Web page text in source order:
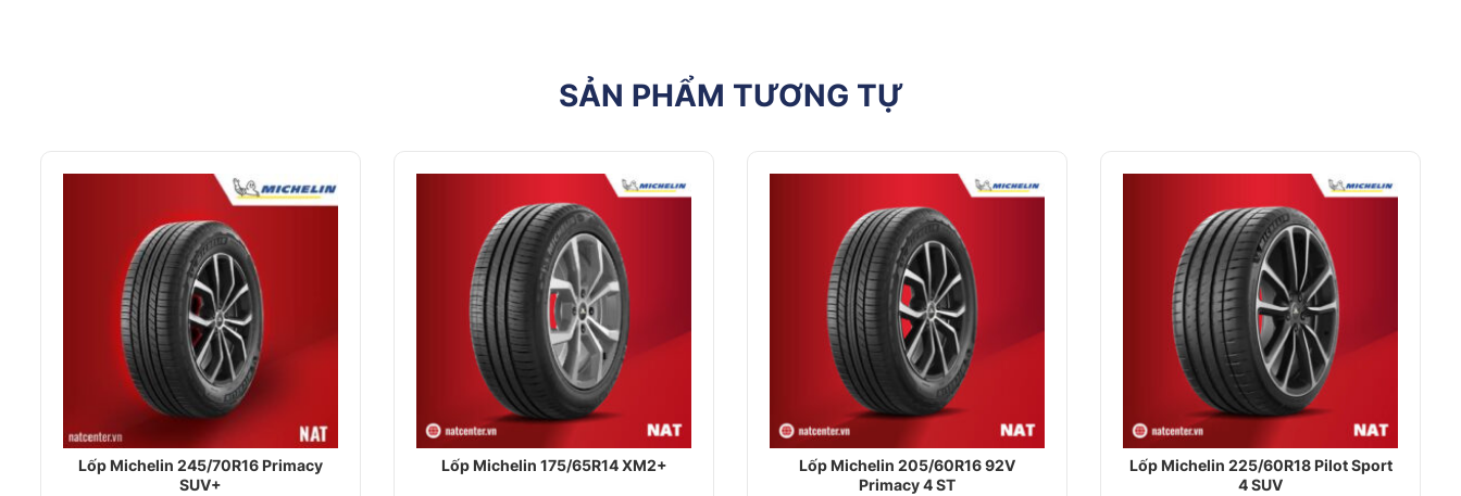
SẢN PHẨM TƯƠNG TỰ
Lốp Michelin 245/70R16 Primacy
SUV+
Lốp Michelin 175/65R14 XM2+
Lốp Michelin 205/60R16 92V
Primacy 4 ST
Lốp Michelin 225/60R18 Pilot Sport
4 SUV